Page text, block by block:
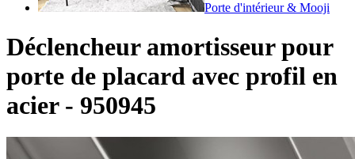
Porte d'intérieur & Mooji
Déclencheur amortisseur pour
porte de placard avec profil en
acier - 950945